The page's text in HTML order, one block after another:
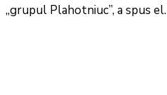
„grupul Plahotniuc”, a spus el.